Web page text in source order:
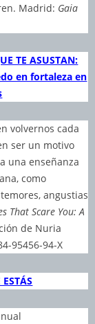
Madrid: Gaia
TE ASUSTAN:
en fortaleza en
volvernos cada
ser un motivo
una enseñanza
como
angustias
That Scare You: A
de Nuria
95456-94-X